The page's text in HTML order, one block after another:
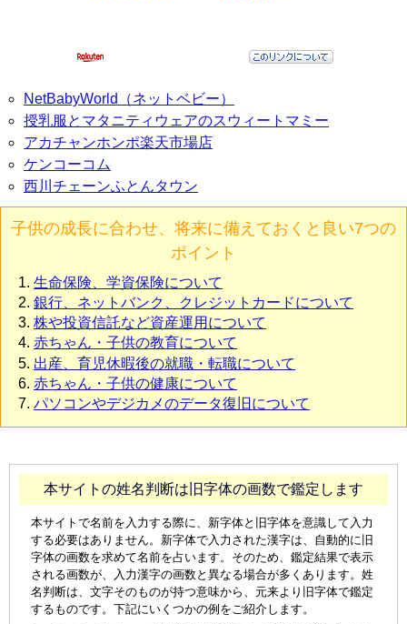
NetBabyWorld（ネットベビー）
授乳服とマタニティウェアのスウィートマミー
アカチャンホンポ楽天市場店
ケンコーコム
西川チェーンふとんタウン
子供の成長に合わせ、将来に備えておくと良い7つの
ポイント
生命保険、学資保険について
銀行、ネットバンク、クレジットカードについて
株や投資信託など資産運用について
赤ちゃん・子供の教育について
出産、育児休暇後の就職・転職について
赤ちゃん・子供の健康について
パソコンやデジカメのデータ復旧について
本サイトの姓名判断は旧字体の画数で鑑定します
本サイトで名前を入力する際に、新字体と旧字体を意識して入力
する必要はありません。新字体で入力された漢字は、自動的に旧
字体の画数を求めて名前を占います。そのため、鑑定結果で表示
される画数が、入力漢字の画数と異なる場合が多くあります。姓
名判断は、文字そのものが持つ意味から、元来より旧字体で鑑定
するものです。下記にいくつかの例をご紹介します。